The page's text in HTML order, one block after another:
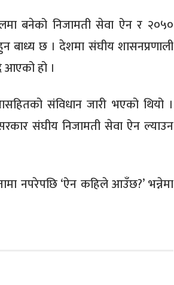
बनेको निजामती सेवा ऐन र २०५०
बाध्य छ । देशमा संघीय शासनप्रणाली
आएको हो ।
संविधान जारी भएको थियो ।
संघीय निजामती सेवा ऐन ल्याउन
नपरेपछि ‘ऐन कहिले आउँछ?’ भन्नेमा